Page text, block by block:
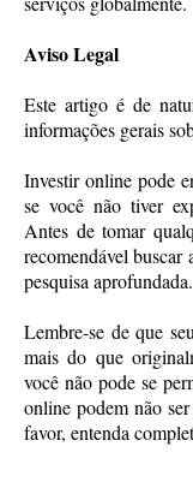
Aviso Legal
Este artigo é de
informações gerais
Investir online pode
se você não tiver
Antes de tomar
recomendável buscar
pesquisa aprofundada.
Lembre-se de que
mais do que
você não pode se
online podem não
favor, entenda